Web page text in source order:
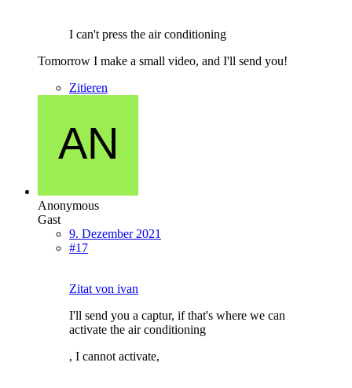
I can't press the air conditioning
Tomorrow I make a small video, and I'll send you!
Zitieren
Anonymous
Gast
9. Dezember 2021
#17
Zitat von ivan
I'll send you a captur, if that's where we can
activate the air conditioning
, I cannot activate,